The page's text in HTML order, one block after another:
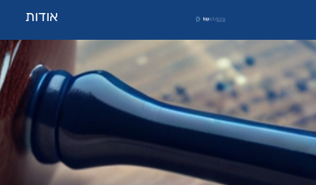
אודות